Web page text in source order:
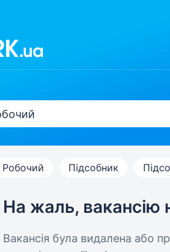
Робочий Підсобник
На жаль, вакансію
Вакансія була видалена або